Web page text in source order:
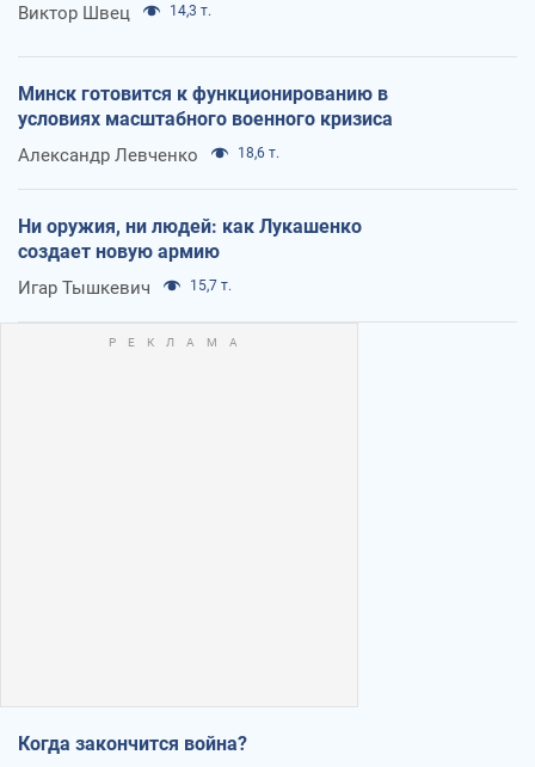
Виктор Швец 14,3 т.
Минск готовится к функционированию в
условиях масштабного военного кризиса
Александр Левченко 18,6 т.
Ни оружия, ни людей: как Лукашенко
создает новую армию
Игар Тышкевич 15,7 т.
Когда закончится война?